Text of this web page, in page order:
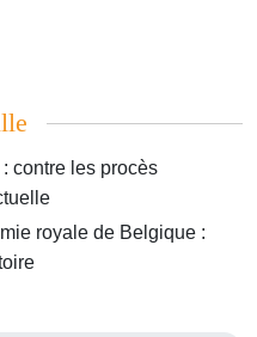
contre les procès
royale de Belgique :